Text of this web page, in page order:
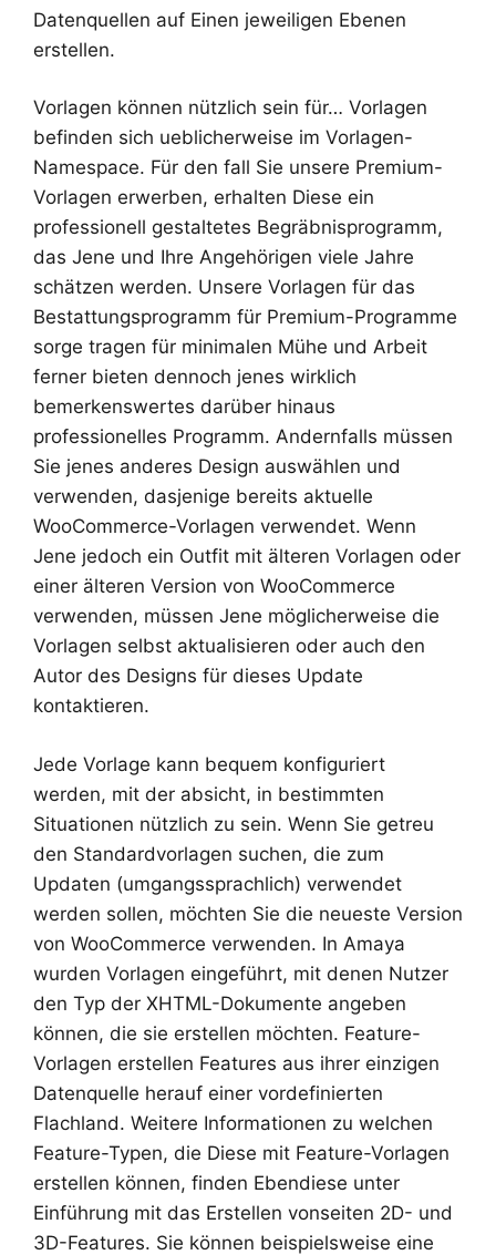
Datenquellen auf Einen jeweiligen Ebenen
erstellen.
Vorlagen können nützlich sein für… Vorlagen
befinden sich ueblicherweise im Vorlagen-
Namespace. Für den fall Sie unsere Premium-
Vorlagen erwerben, erhalten Diese ein
professionell gestaltetes Begräbnisprogramm,
das Jene und Ihre Angehörigen viele Jahre
schätzen werden. Unsere Vorlagen für das
Bestattungsprogramm für Premium-Programme
sorge tragen für minimalen Mühe und Arbeit
ferner bieten dennoch jenes wirklich
bemerkenswertes darüber hinaus
professionelles Programm. Andernfalls müssen
Sie jenes anderes Design auswählen und
verwenden, dasjenige bereits aktuelle
WooCommerce-Vorlagen verwendet. Wenn
Jene jedoch ein Outfit mit älteren Vorlagen oder
einer älteren Version von WooCommerce
verwenden, müssen Jene möglicherweise die
Vorlagen selbst aktualisieren oder auch den
Autor des Designs für dieses Update
kontaktieren.
Jede Vorlage kann bequem konfiguriert
werden, mit der absicht, in bestimmten
Situationen nützlich zu sein. Wenn Sie getreu
den Standardvorlagen suchen, die zum
Updaten (umgangssprachlich) verwendet
werden sollen, möchten Sie die neueste Version
von WooCommerce verwenden. In Amaya
wurden Vorlagen eingeführt, mit denen Nutzer
den Typ der XHTML-Dokumente angeben
können, die sie erstellen möchten. Feature-
Vorlagen erstellen Features aus ihrer einzigen
Datenquelle herauf einer vordefinierten
Flachland. Weitere Informationen zu welchen
Feature-Typen, die Diese mit Feature-Vorlagen
erstellen können, finden Ebendiese unter
Einführung mit das Erstellen vonseiten 2D- und
3D-Features. Sie können beispielsweise eine